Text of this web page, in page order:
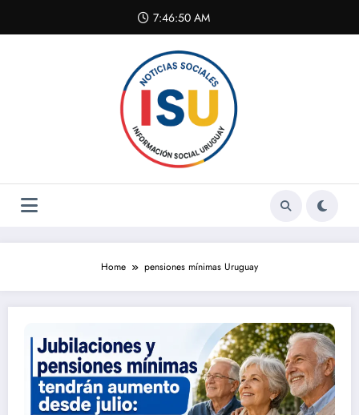
content
7:46:50 AM
Home pensiones mínimas Uruguay